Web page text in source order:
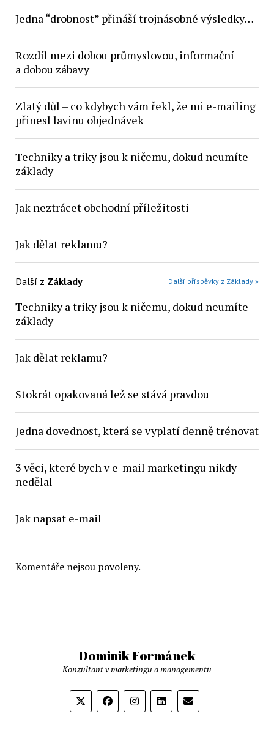
Jedna “drobnost” přináší trojnásobné výsledky…
Rozdíl mezi dobou průmyslovou, informační
a dobou zábavy
Zlatý důl – co kdybych vám řekl, že mi e-mailing
přinesl lavinu objednávek
Techniky a triky jsou k ničemu, dokud neumíte
základy
Jak neztrácet obchodní příležitosti
Jak dělat reklamu?
Další z Základy Další příspěvky z Základy »
Techniky a triky jsou k ničemu, dokud neumíte
základy
Jak dělat reklamu?
Stokrát opakovaná lež se stává pravdou
Jedna dovednost, která se vyplatí denně trénovat
3 věci, které bych v e-mail marketingu nikdy
nedělal
Jak napsat e-mail
Komentáře nejsou povoleny.
Dominik Formánek
Konzultant v marketingu a managementu